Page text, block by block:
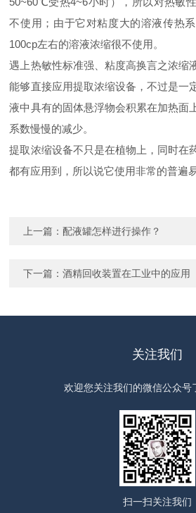
不使用；由于它对粘度大的溶液传热
100cp左右的溶液浓缩很不使用。
遇上热敏性标准强、粘度高换言之浓缩
能够直接应用提取浓缩设备，不过是一
液中具有的固体悬浮物会积累在加热面
系数慢慢的减少。
提取浓缩设备不只是在植物上，同时在
都有应用到，所以说它使用非常的普遍易
上一篇：配液罐怎样进行操作？
下一篇：酒精回收装置在工业中的应用
关注我们
欢迎您关注我们的微信公众号
扫一扫关注我们